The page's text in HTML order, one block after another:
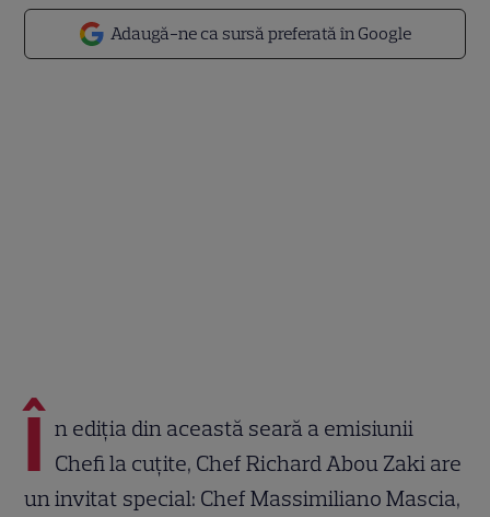
Adaugă-ne ca sursă preferată în Google
Î n ediția din această seară a emisiunii
Chefi la cuțite, Chef Richard Abou Zaki are
un invitat special: Chef Massimiliano Mascia,